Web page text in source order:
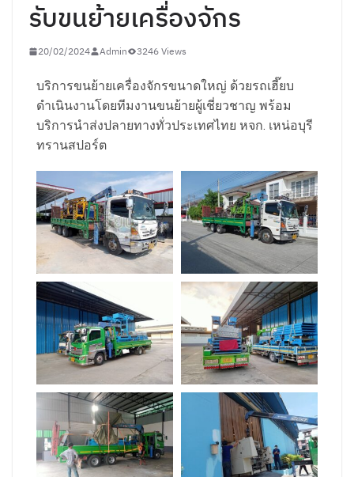
รับขนย้ายเครื่องจักร
20/02/2024 Admin 3246 Views
บริการขนย้ายเครื่องจักรขนาดใหญ่ ด้วยรถเฮี๊ยบ
ดำเนินงานโดยทีมงานขนย้ายผู้เชี่ยวชาญ พร้อม
บริการนำส่งปลายทางทั่วประเทศไทย หจก. เหน่อบุรี
ทรานสปอร์ต